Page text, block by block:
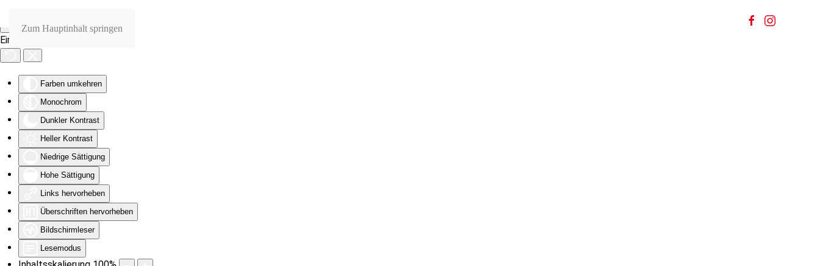
Eingabehilfen öffnen
Farben umkehren
Monochrom
Dunkler Kontrast
Heller Kontrast
Niedrige Sättigung
Hohe Sättigung
Links hervorheben
Überschriften hervorheben
Bildschirmleser
Lesemodus
Zum Hauptinhalt springen